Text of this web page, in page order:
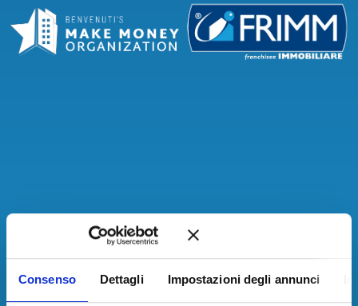
Consenso Dettagli Impostazioni degli annunci